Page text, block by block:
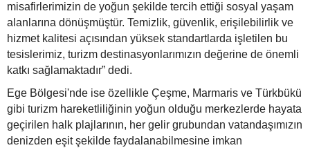
misafirlerimizin de yoğun şekilde tercih ettiği sosyal yaşam
alanlarına dönüşmüştür. Temizlik, güvenlik, erişilebilirlik ve
hizmet kalitesi açısından yüksek standartlarda işletilen bu
tesislerimiz, turizm destinasyonlarımızın değerine de önemli
katkı sağlamaktadır” dedi.
Ege Bölgesi'nde ise özellikle Çeşme, Marmaris ve Türkbükü
gibi turizm hareketliliğinin yoğun olduğu merkezlerde hayata
geçirilen halk plajlarının, her gelir grubundan vatandaşımızın
denizden eşit şekilde faydalanabilmesine imkan